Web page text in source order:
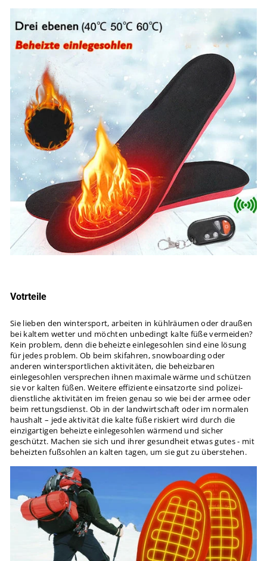
Votrteile
Sie lieben den wintersport, arbeiten in kühlräumen oder draußen
bei kaltem wetter und möchten unbedingt kalte füße vermeiden?
Kein problem, denn die beheizte einlegesohlen sind eine lösung
für jedes problem. Ob beim skifahren, snowboarding oder
anderen wintersportlichen aktivitäten, die beheizbaren
einlegesohlen versprechen ihnen maximale wärme und schützen
sie vor kalten füßen. Weitere effiziente einsatzorte sind polizei-
dienstliche aktivitäten im freien genau so wie bei der armee oder
beim rettungsdienst. Ob in der landwirtschaft oder im normalen
haushalt – jede aktivität die kalte füße riskiert wird durch die
einzigartigen beheizte einlegesohlen wärmend und sicher
geschützt. Machen sie sich und ihrer gesundheit etwas gutes - mit
beheizten fußsohlen an kalten tagen, um sie gut zu überstehen.